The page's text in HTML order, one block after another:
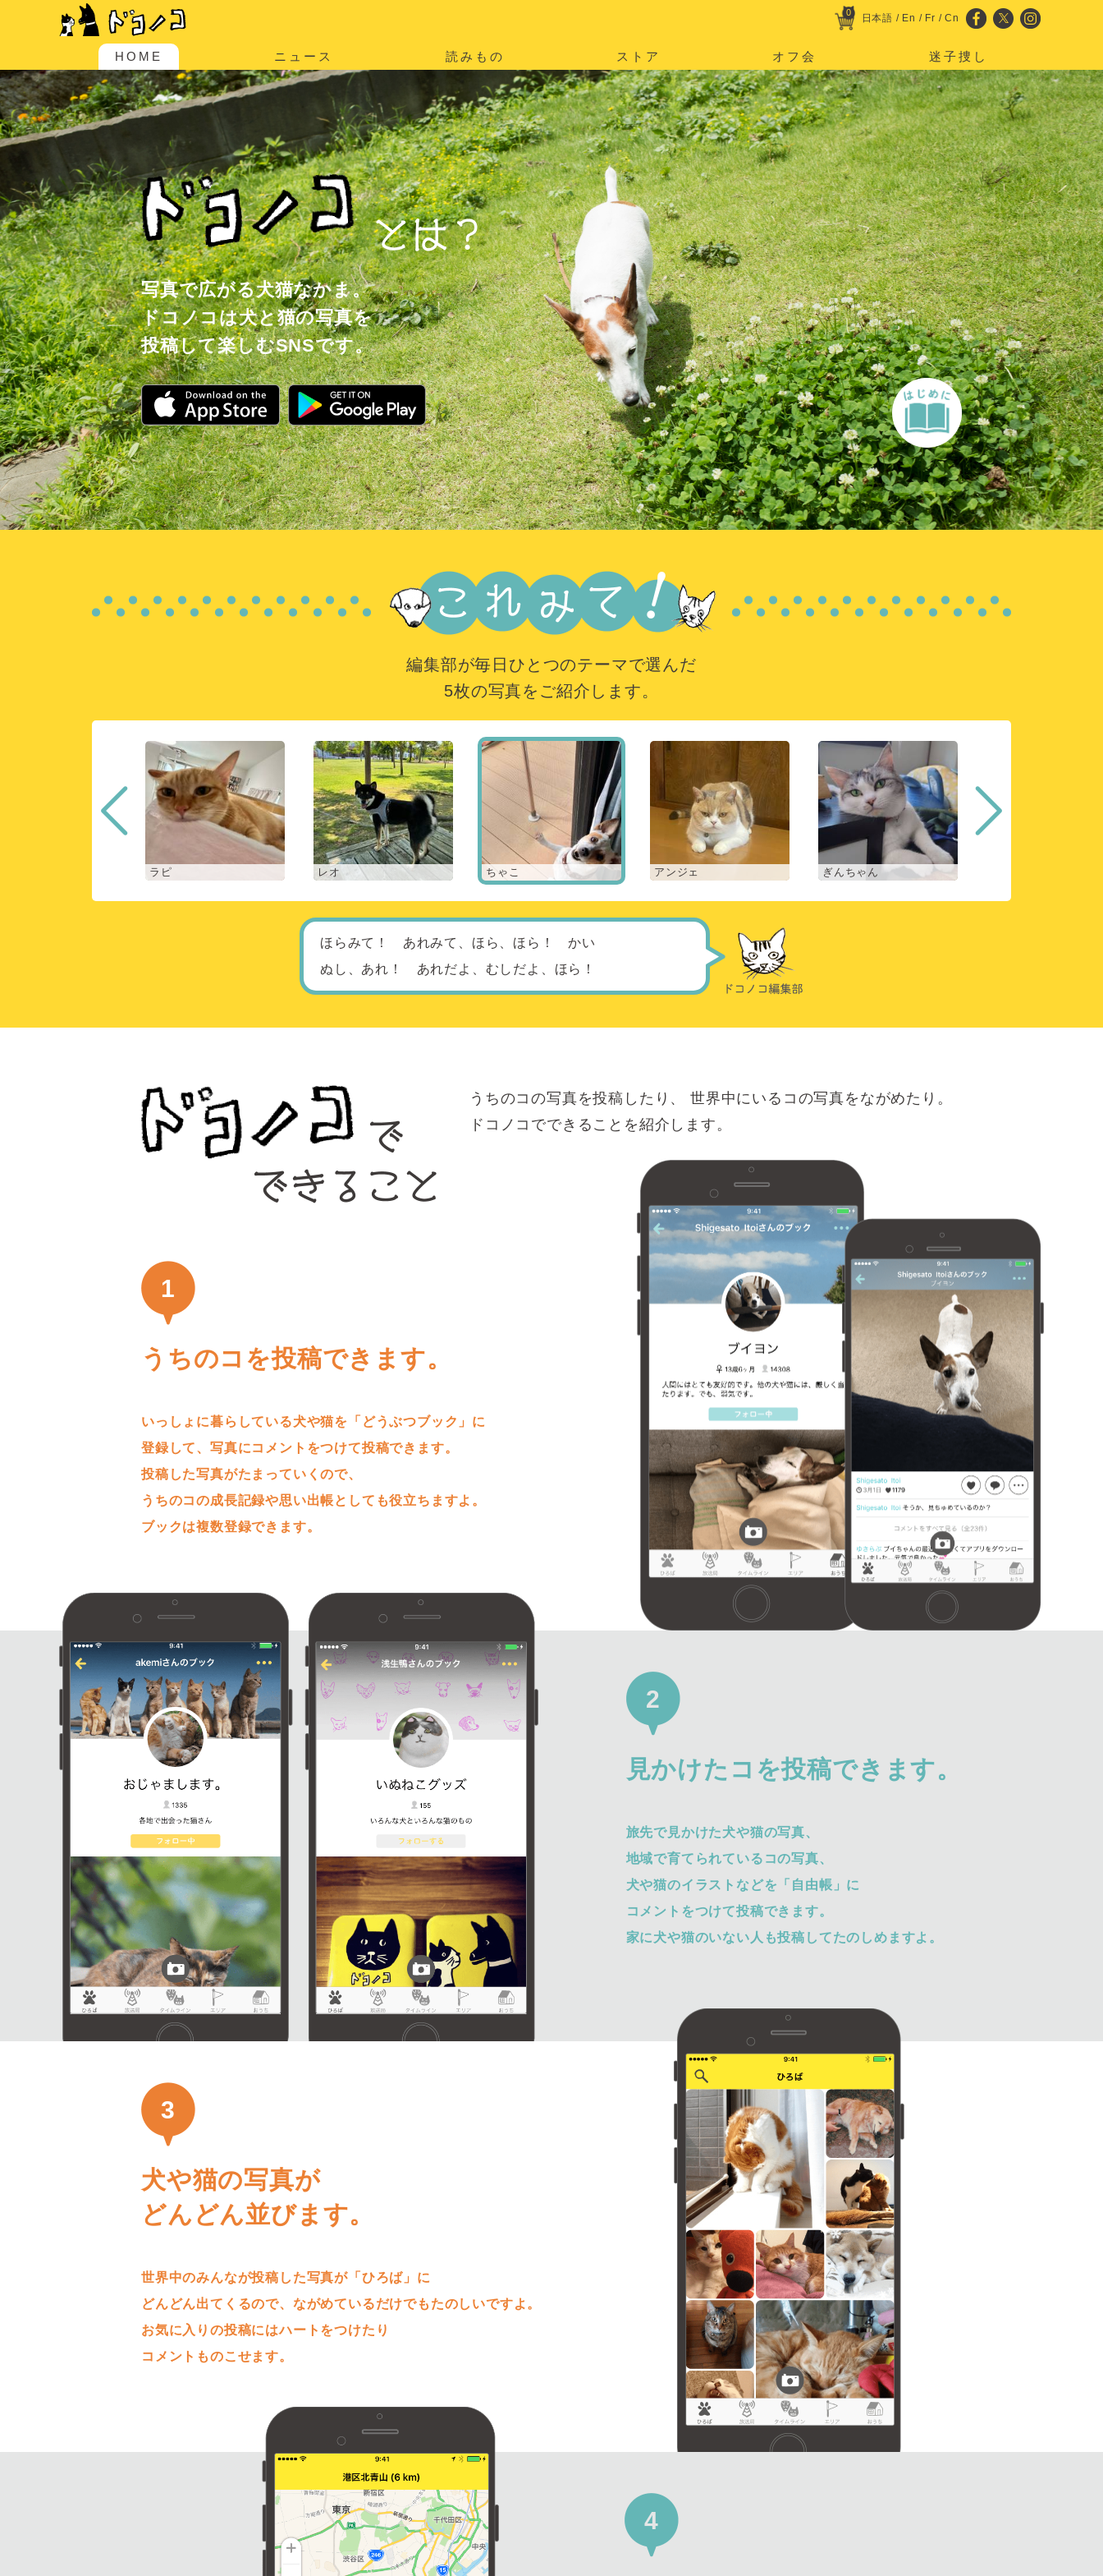
0 日本語 / En / Fr /Cn
HOME ニュース 読みもの ストア オフ会 迷子捜し
写真で広がる犬猫なかま。
ドコノコは犬と猫の写真を
投稿して楽しむSNSです。
編集部が毎日ひとつのテーマで選んだ
5枚の写真をご紹介します。
ラピ レオ ちゃこ アンジェ ぎんちゃん
ほらみて！ あれみて、ほら、ほら！ かい
ぬし、あれ！ あれだよ、むしだよ、ほら！
うちのコの写真を投稿したり、
世界中にいるコの写真をながめたり。
ドコノコでできることを紹介します。
1
うちのコを投稿できます。
いっしょに暮らしている犬や猫を「どうぶつブック」に
登録して、写真にコメントをつけて投稿できます。
投稿した写真がたまっていくので、
うちのコの成長記録や思い出帳としても役立ちますよ。
ブックは複数登録できます。
2
見かけたコを投稿できます。
旅先で見かけた犬や猫の写真、
地域で育てられているコの写真、
犬や猫のイラストなどを「自由帳」に
コメントをつけて投稿できます。
家に犬や猫のいない人も投稿してたのしめますよ。
3
犬や猫の写真が
どんどん並びます。
世界中のみんなが投稿した写真が「ひろば」に
どんどん出てくるので、ながめているだけでもたのしいですよ。
お気に入りの投稿にはハートをつけたり
コメントものこせます。
4